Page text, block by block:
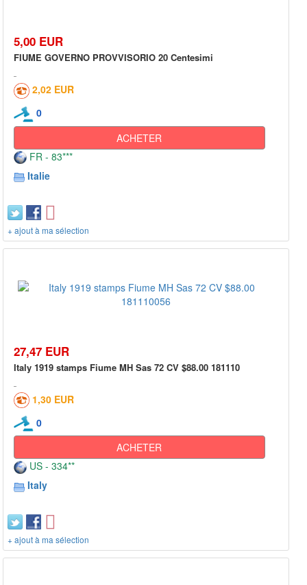
5,00 EUR
FIUME GOVERNO PROVVISORIO 20 Centesimi
2,02 EUR
0
ACHETER
FR - 83***
Italie
+ ajout à ma sélection
27,47 EUR
Italy 1919 stamps Fiume MH Sas 72 CV $88.00 181110
1,30 EUR
0
ACHETER
US - 334**
Italy
+ ajout à ma sélection